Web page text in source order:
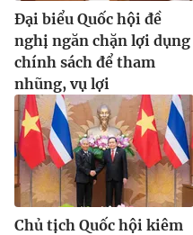
Đại biểu Quốc hội đề
nghị ngăn chặn lợi dụng
chính sách để tham
nhũng, vụ lợi
Chủ tịch Quốc hội kiêm